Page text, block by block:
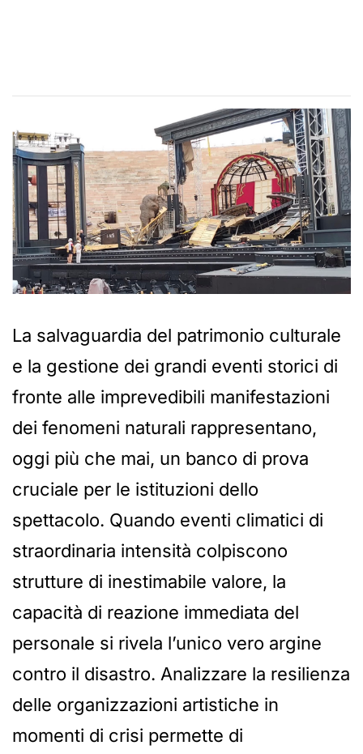
La salvaguardia del patrimonio culturale
e la gestione dei grandi eventi storici di
fronte alle imprevedibili manifestazioni
dei fenomeni naturali rappresentano,
oggi più che mai, un banco di prova
cruciale per le istituzioni dello
spettacolo. Quando eventi climatici di
straordinaria intensità colpiscono
strutture di inestimabile valore, la
capacità di reazione immediata del
personale si rivela l’unico vero argine
contro il disastro. Analizzare la resilienza
delle organizzazioni artistiche in
momenti di crisi permette di